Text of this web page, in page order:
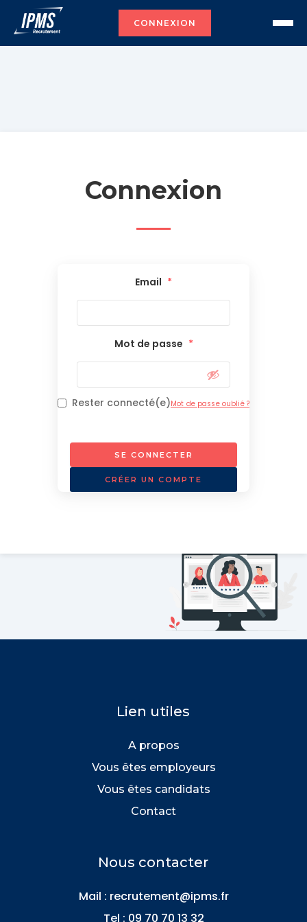
CONNEXION
Connexion
Email *
Mot de passe *
Rester connecté(e)Mot de passe oublié ?
SE CONNECTER
CRÉER UN COMPTE
Lien utiles
A propos
Vous êtes employeurs
Vous êtes candidats
Contact
Nous contacter
Mail : recrutement@ipms.fr
Tel : 09 70 70 13 32